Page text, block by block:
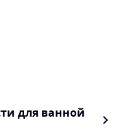
для ванной